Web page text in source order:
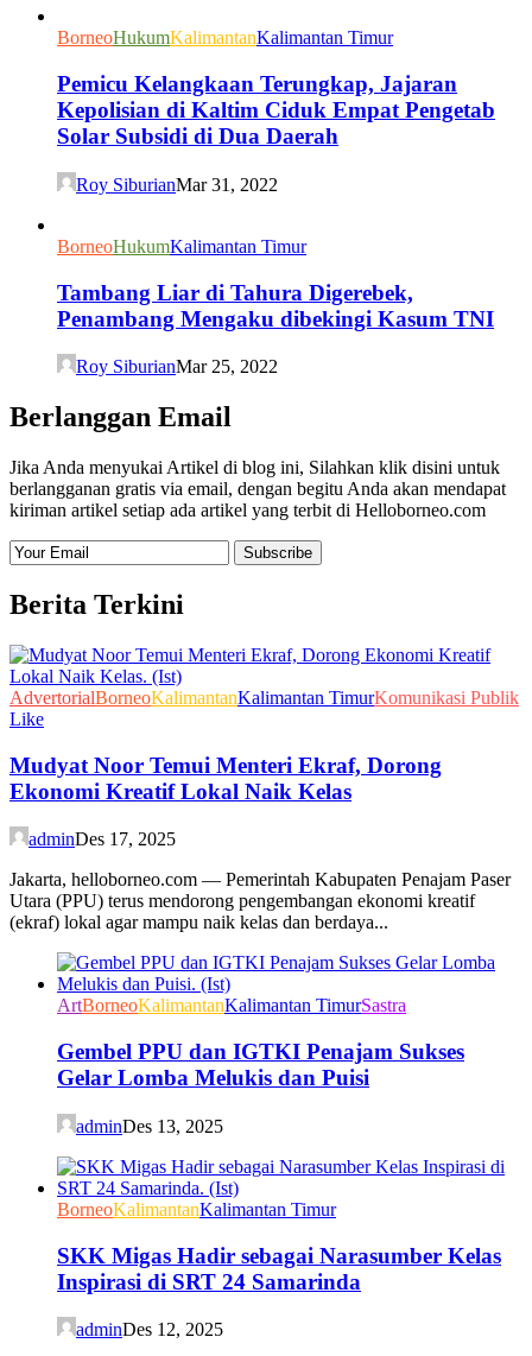
BorneoHukumKalimantanKalimantan Timur
Pemicu Kelangkaan Terungkap, Jajaran
Kepolisian di Kaltim Ciduk Empat Pengetab
Solar Subsidi di Dua Daerah
Roy SiburianMar 31, 2022
BorneoHukumKalimantan Timur
Tambang Liar di Tahura Digerebek,
Penambang Mengaku dibekingi Kasum TNI
Roy SiburianMar 25, 2022
Berlanggan Email
Jika Anda menyukai Artikel di blog ini, Silahkan klik disini untuk
berlangganan gratis via email, dengan begitu Anda akan mendapat
kiriman artikel setiap ada artikel yang terbit di Helloborneo.com
Berita Terkini
AdvertorialBorneoKalimantanKalimantan TimurKomunikasi Publik
Like
Mudyat Noor Temui Menteri Ekraf, Dorong
Ekonomi Kreatif Lokal Naik Kelas
adminDes 17, 2025
Jakarta, helloborneo.com — Pemerintah Kabupaten Penajam Paser
Utara (PPU) terus mendorong pengembangan ekonomi kreatif
(ekraf) lokal agar mampu naik kelas dan berdaya...
ArtBorneoKalimantanKalimantan TimurSastra
Gembel PPU dan IGTKI Penajam Sukses
Gelar Lomba Melukis dan Puisi
adminDes 13, 2025
BorneoKalimantanKalimantan Timur
SKK Migas Hadir sebagai Narasumber Kelas
Inspirasi di SRT 24 Samarinda
adminDes 12, 2025